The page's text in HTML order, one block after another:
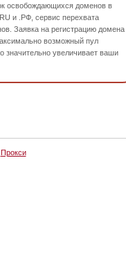
освобождающихся доменов в
и .РФ, сервис перехвата
Заявка на регистрацию домена
возможный пул
значительно увеличивает ваши
Прокси